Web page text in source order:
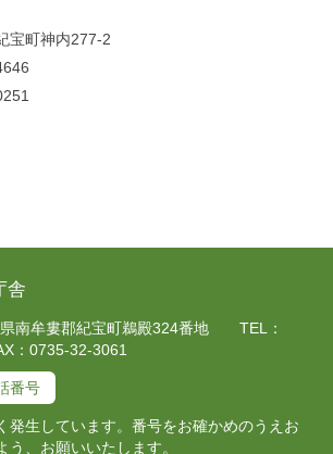
宝町神内277-2
舎
南牟婁郡紀宝町鵜殿324番地 TEL：
：0735-32-3061
番号
発生しています。番号をお確かめのうえお
う、お願いいたします。